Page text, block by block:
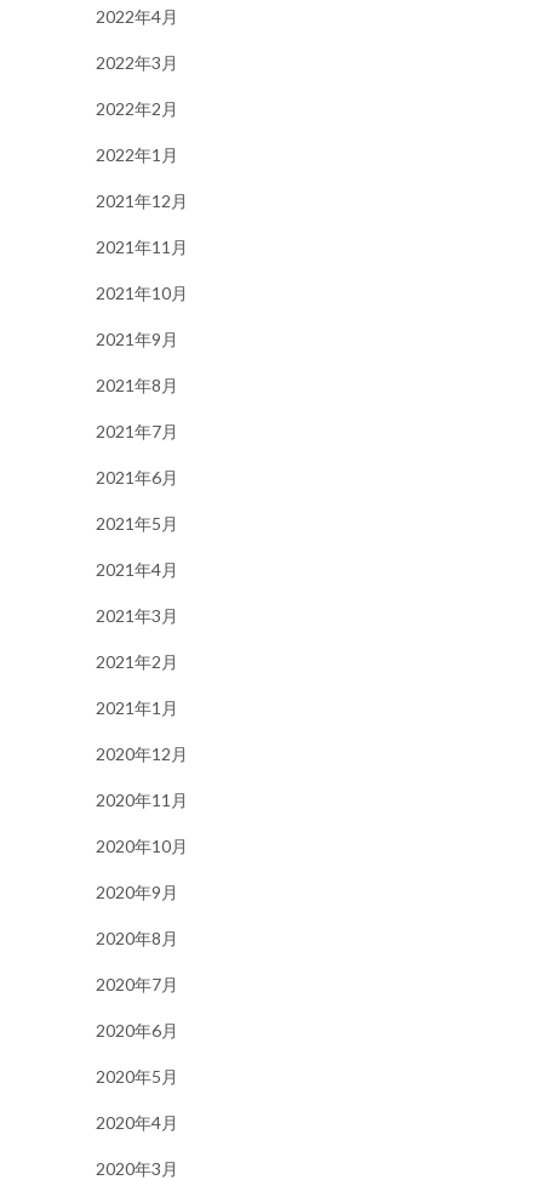
2022年4月
2022年3月
2022年2月
2022年1月
2021年12月
2021年11月
2021年10月
2021年9月
2021年8月
2021年7月
2021年6月
2021年5月
2021年4月
2021年3月
2021年2月
2021年1月
2020年12月
2020年11月
2020年10月
2020年9月
2020年8月
2020年7月
2020年6月
2020年5月
2020年4月
2020年3月